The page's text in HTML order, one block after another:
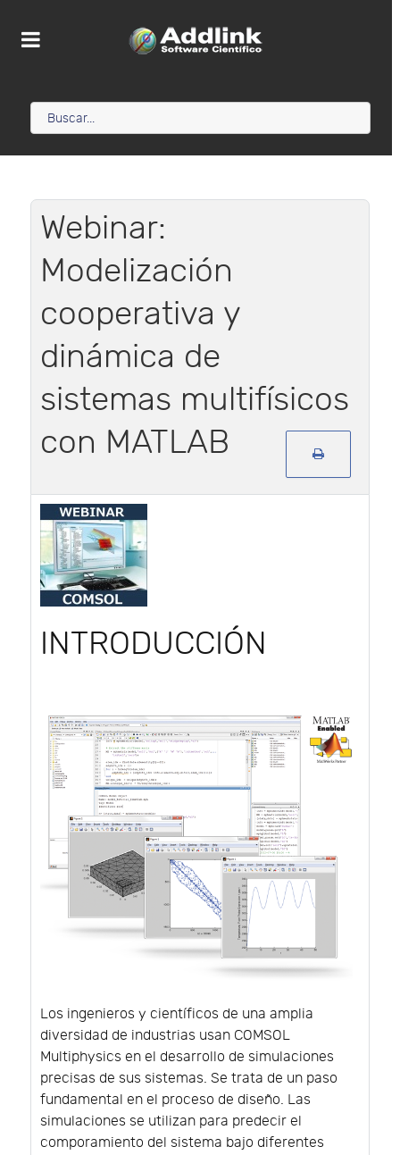
Webinar:
Modelización
cooperativa y
dinámica de
sistemas multifísicos
con MATLAB
INTRODUCCIÓN
Los ingenieros y científicos de una amplia
diversidad de industrias usan COMSOL
Multiphysics en el desarrollo de simulaciones
precisas de sus sistemas. Se trata de un paso
fundamental en el proceso de diseño. Las
simulaciones se utilizan para predecir el
comporamiento del sistema bajo diferentes